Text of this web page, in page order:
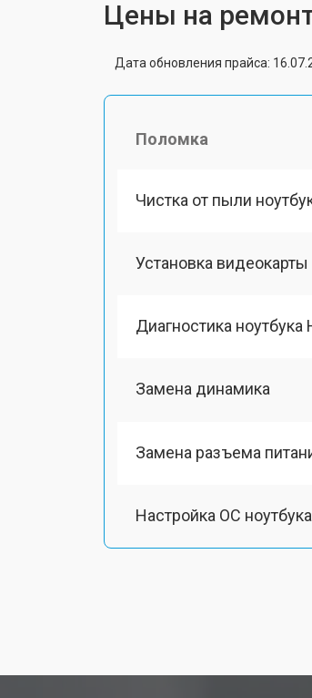
Цены на
Дата обновления прайса:
Поломка
Чистка от пыли
Установка видеокарты
Диагностика ноутбука
Замена динамика
Замена разъема
Настройка ОС